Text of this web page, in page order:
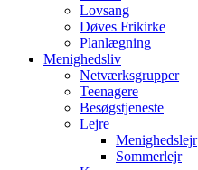
Lovsang
Døves Frikirke
Planlægning
Menighedsliv
Netværksgrupper
Teenagere
Besøgstjeneste
Lejre
Menighedslejr
Sommerlejr